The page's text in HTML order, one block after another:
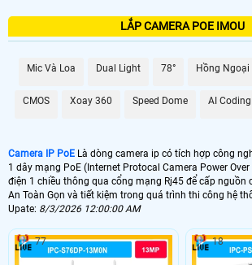
LẮP CAMERA POE IMOU
Mic Và Loa Dual Light 78° Hồng Ngoại
CMOS Xoay 360 Speed Dome AI Coding
Camera IP PoE Là dòng camera ip có tích hợp công
1 dây mạng PoE (Internet Protocal Camera Power
điện 1 chiều thông qua cổng mạng Rj45 để cấp nguồn
An Toàn Gọn và tiết kiệm trong quá trình thi công hệ
Upate: 8/3/2026 12:00:00 AM
77 18